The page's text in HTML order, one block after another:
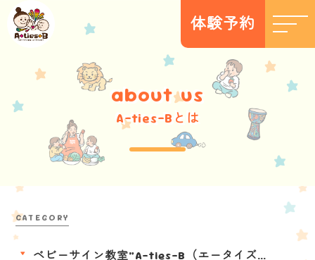
体験予約
about us
A-ties-Bとは
ベビーサイン教室“A-ties-B（エータイズビー）”とは